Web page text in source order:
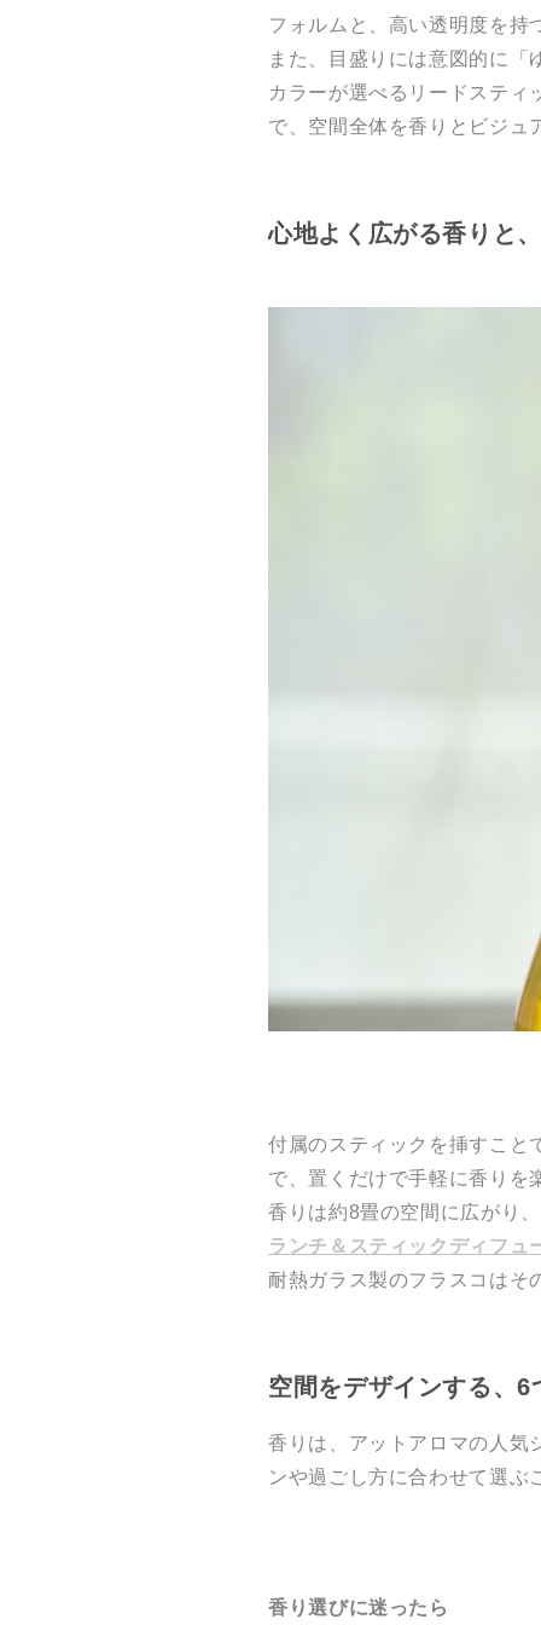
フォルムと、高い透明度を持
また、目盛りには意図的に
カラーが選べるリードスティ
で、空間全体を香りとビジュ
心地よく広がる香りと
付属のスティックを挿すこと
で、置くだけで手軽に香りを
香りは約8畳の空間に広がり
ランチ＆スティックディフュ
耐熱ガラス製のフラスコはそ
空間をデザインする、6
香りは、アットアロマの人気
ンや過ごし方に合わせて選ぶ
香り選びに迷ったら